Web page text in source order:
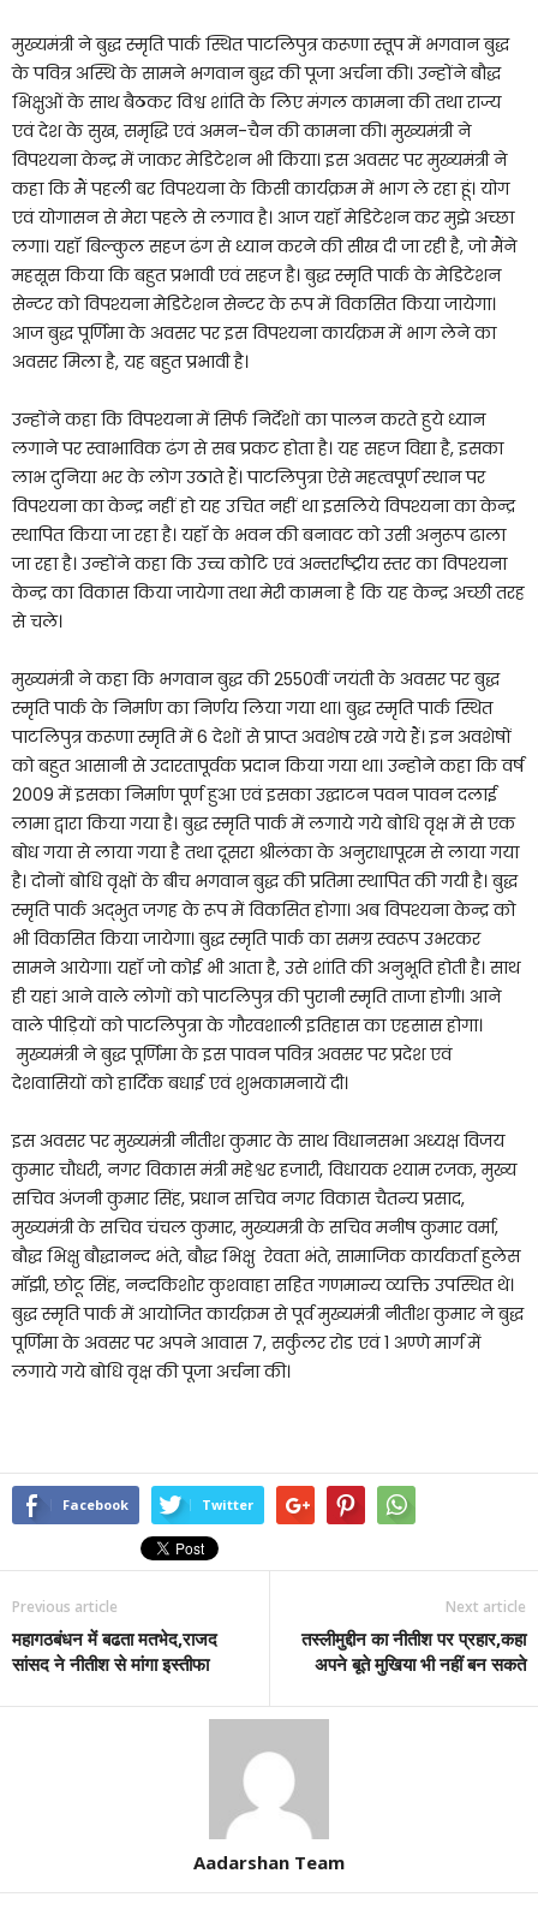
मुख्यमंत्री ने बुद्ध स्मृति पार्क स्थित पाटलिपुत्र करूणा स्तूप में भगवान बुद्ध
के पवित्र अस्थि के सामने भगवान बुद्ध की पूजा अर्चना की। उन्होंने बौद्ध
भिक्षुओं के साथ बैठकर विश्व शांति के लिए मंगल कामना की तथा राज्य
एवं देश के सुख, समृद्धि एवं अमन-चैन की कामना की। मुख्यमंत्री ने
विपश्यना केन्द्र में जाकर मेडिटेशन भी किया। इस अवसर पर मुख्यमंत्री ने
कहा कि मैं पहली बर विपश्यना के किसी कार्यक्रम में भाग ले रहा हूं। योग
एवं योगासन से मेरा पहले से लगाव है। आज यहॉ मेडिटेशन कर मुझे अच्छा
लगा। यहॉ बिल्कुल सहज ढंग से ध्यान करने की सीख दी जा रही है, जो मैंने
महसूस किया कि बहुत प्रभावी एवं सहज है। बुद्ध स्मृति पार्क के मेडिटेशन
सेन्टर को विपश्यना मेडिटेशन सेन्टर के रूप में विकसित किया जायेगा।
आज बुद्ध पूर्णिमा के अवसर पर इस विपश्यना कार्यक्रम में भाग लेने का
अवसर मिला है, यह बहुत प्रभावी है।
उन्होंने कहा कि विपश्यना में सिर्फ निर्देशों का पालन करते हुये ध्यान
लगाने पर स्वाभाविक ढंग से सब प्रकट होता है। यह सहज विद्या है, इसका
लाभ दुनिया भर के लोग उठाते हैं। पाटलिपुत्रा ऐसे महत्वपूर्ण स्थान पर
विपश्यना का केन्द्र नहीं हो यह उचित नहीं था इसलिये विपश्यना का केन्द्र
स्थापित किया जा रहा है। यहॉ के भवन की बनावट को उसी अनुरूप ढाला
जा रहा है। उन्होंने कहा कि उच्च कोटि एवं अन्तर्राष्ट्रीय स्तर का विपश्यना
केन्द्र का विकास किया जायेगा तथा मेरी कामना है कि यह केन्द्र अच्छी तरह
से चले।
मुख्यमंत्री ने कहा कि भगवान बुद्ध की 2550वीं जयंती के अवसर पर बुद्ध
स्मृति पार्क के निर्माण का निर्णय लिया गया था। बुद्ध स्मृति पार्क स्थित
पाटलिपुत्र करूणा स्मृति में 6 देशों से प्राप्त अवशेष रखे गये हैं। इन अवशेषों
को बहुत आसानी से उदारतापूर्वक प्रदान किया गया था। उन्होने कहा कि वर्ष
2009 में इसका निर्माण पूर्ण हुआ एवं इसका उद्घाटन पवन पावन दलाई
लामा द्वारा किया गया है। बुद्ध स्मृति पार्क में लगाये गये बोधि वृक्ष में से एक
बोध गया से लाया गया है तथा दूसरा श्रीलंका के अनुराधापूरम से लाया गया
है। दोनों बोधि वृक्षों के बीच भगवान बुद्ध की प्रतिमा स्थापित की गयी है। बुद्ध
स्मृति पार्क अद्भुत जगह के रूप में विकसित होगा। अब विपश्यना केन्द्र को
भी विकसित किया जायेगा। बुद्ध स्मृति पार्क का समग्र स्वरूप उभरकर
सामने आयेगा। यहॉ जो कोई भी आता है, उसे शांति की अनुभूति होती है। साथ
ही यहां आने वाले लोगों को पाटलिपुत्र की पुरानी स्मृति ताजा होगी। आने
वाले पीड़ियों को पाटलिपुत्रा के गौरवशाली इतिहास का एहसास होगा।
मुख्यमंत्री ने बुद्ध पूर्णिमा के इस पावन पवित्र अवसर पर प्रदेश एवं
देशवासियों को हार्दिक बधाई एवं शुभकामनायें दी।
इस अवसर पर मुख्यमंत्री नीतीश कुमार के साथ विधानसभा अध्यक्ष विजय
कुमार चौधरी, नगर विकास मंत्री महेश्वर हजारी, विधायक श्याम रजक, मुख्य
सचिव अंजनी कुमार सिंह, प्रधान सचिव नगर विकास चैतन्य प्रसाद,
मुख्यमंत्री के सचिव चंचल कुमार, मुख्यमत्री के सचिव मनीष कुमार वर्मा,
बौद्ध भिक्षु बौद्धानन्द भंते, बौद्ध भिक्षु रेवता भंते, सामाजिक कार्यकर्ता हुलेस
मॉझी, छोटू सिंह, नन्दकिशोर कुशवाहा सहित गणमान्य व्यक्ति उपस्थित थे।
बुद्ध स्मृति पार्क में आयोजित कार्यक्रम से पूर्व मुख्यमंत्री नीतीश कुमार ने बुद्ध
पूर्णिमा के अवसर पर अपने आवास 7, सर्कुलर रोड एवं 1 अण्णे मार्ग में
लगाये गये बोधि वृक्ष की पूजा अर्चना की।
Facebook Twitter
Previous article
महागठबंधन में बढता मतभेद,राजद
सांसद ने नीतीश से मांगा इस्तीफा
Next article
तस्लीमुद्दीन का नीतीश पर प्रहार,कहा
अपने बूते मुखिया भी नहीं बन सकते
Aadarshan Team